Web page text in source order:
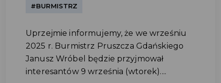
#BURMISTRZ
Uprzejmie informujemy, że we wrześniu
2025 r. Burmistrz Pruszcza Gdańskiego
Janusz Wróbel będzie przyjmował
interesantów 9 września (wtorek)....